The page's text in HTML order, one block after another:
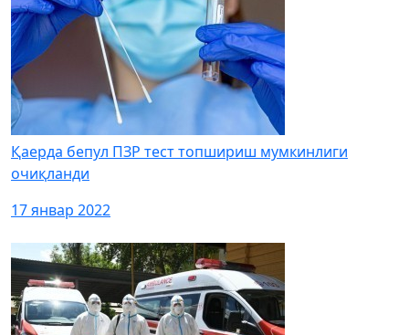
Қаерда бепул ПЗР тест топшириш мумкинлиги
очиқланди
17 январ 2022